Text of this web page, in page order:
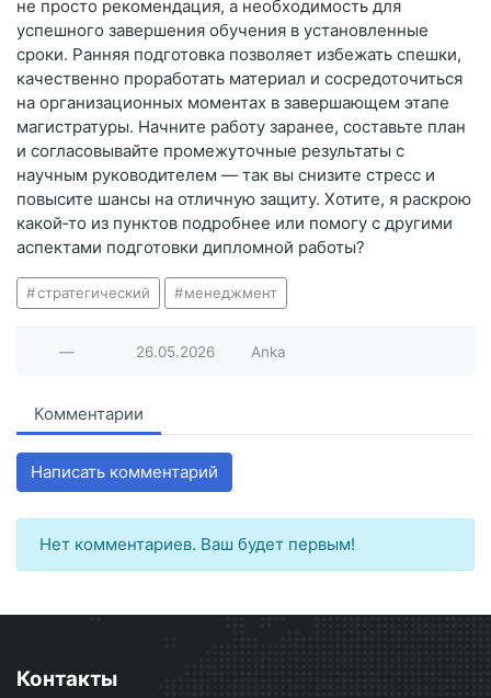
не просто рекомендация, а необходимость для
успешного завершения обучения в установленные
сроки. Ранняя подготовка позволяет избежать спешки,
качественно проработать материал и сосредоточиться
на организационных моментах в завершающем этапе
магистратуры. Начните работу заранее, составьте план
и согласовывайте промежуточные результаты с
научным руководителем — так вы снизите стресс и
повысите шансы на отличную защиту. Хотите, я раскрою
какой‑то из пунктов подробнее или помогу с другими
аспектами подготовки дипломной работы?
стратегический менеджмент
— 26.05.2026 Anka
Комментарии
Написать комментарий
Нет комментариев. Ваш будет первым!
Контакты